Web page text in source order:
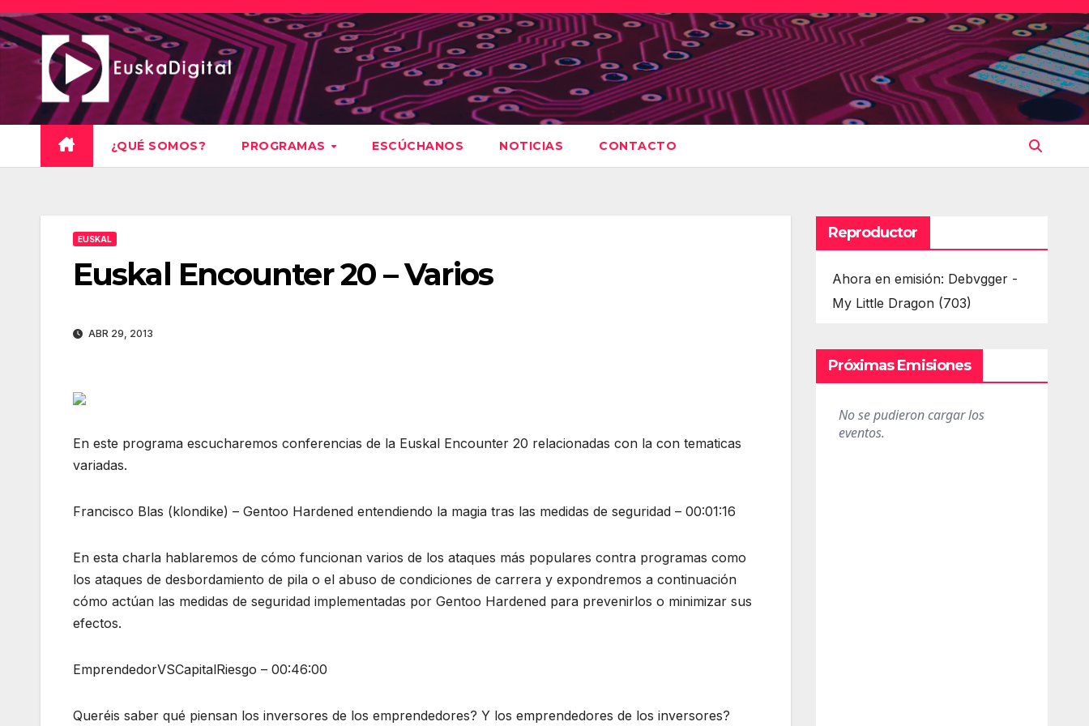
Saltar
al
contenido
¿QUÉ SOMOS? PROGRAMAS ESCÚCHANOS NOTICIAS CONTACTO
EUSKAL
Euskal Encounter 20 – Varios
ABR 29, 2013
En este programa escucharemos conferencias de la Euskal Encounter 20 relacionadas con la con tematicas
variadas.
Francisco Blas (klondike) – Gentoo Hardened entendiendo la magia tras las medidas de seguridad – 00:01:16
En esta charla hablaremos de cómo funcionan varios de los ataques más populares contra programas como
los ataques de desbordamiento de pila o el abuso de condiciones de carrera y expondremos a continuación
cómo actúan las medidas de seguridad implementadas por Gentoo Hardened para prevenirlos o minimizar sus
efectos.
EmprendedorVSCapitalRiesgo – 00:46:00
Queréis saber qué piensan los inversores de los emprendedores? Y los emprendedores de los inversores?
Reproductor
Ahora en emisión: Debvgger -
My Little Dragon (703)
Próximas Emisiones